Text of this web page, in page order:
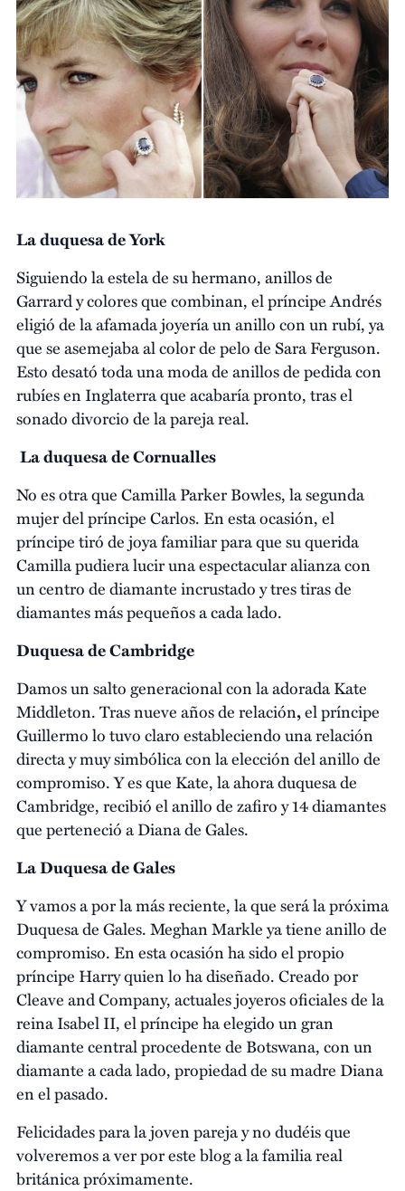
La duquesa de York
Siguiendo la estela de su hermano, anillos de
Garrard y colores que combinan, el príncipe Andrés
eligió de la afamada joyería un anillo con un rubí, ya
que se asemejaba al color de pelo de Sara Ferguson.
Esto desató toda una moda de anillos de pedida con
rubíes en Inglaterra que acabaría pronto, tras el
sonado divorcio de la pareja real.
La duquesa de Cornualles
No es otra que Camilla Parker Bowles, la segunda
mujer del príncipe Carlos. En esta ocasión, el
príncipe tiró de joya familiar para que su querida
Camilla pudiera lucir una espectacular alianza con
un centro de diamante incrustado y tres tiras de
diamantes más pequeños a cada lado.
Duquesa de Cambridge
Damos un salto generacional con la adorada Kate
Middleton. Tras nueve años de relación,el príncipe
Guillermo lo tuvo claro estableciendo una relación
directa y muy simbólica con la elección del anillo de
compromiso. Y es que Kate, la ahora duquesa de
Cambridge, recibió el anillo de zafiro y 14 diamantes
que perteneció a Diana de Gales.
La Duquesa de Gales
Y vamos a por la más reciente, la que será la próxima
Duquesa de Gales. Meghan Markle ya tiene anillo de
compromiso. En esta ocasión ha sido el propio
príncipe Harry quien lo ha diseñado. Creado por
Cleave and Company, actuales joyeros oficiales de la
reina Isabel II, el príncipe ha elegido un gran
diamante central procedente de Botswana, con un
diamante a cada lado, propiedad de su madre Diana
en el pasado.
Felicidades para la joven pareja y no dudéis que
volveremos a ver por este blog a la familia real
británica próximamente.